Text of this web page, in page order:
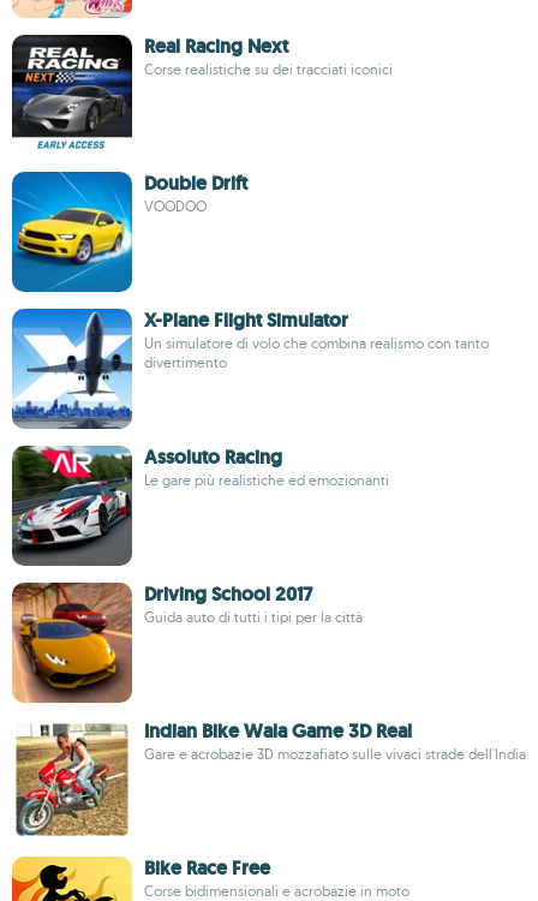
Real Racing Next
Corse realistiche su dei tracciati iconici
Double Drift
VOODOO
X-Plane Flight Simulator
Un simulatore di volo che combina realismo con tanto
divertimento
Assoluto Racing
Le gare più realistiche ed emozionanti
Driving School 2017
Guida auto di tutti i tipi per la città
Indian Bike Wala Game 3D Real
Gare e acrobazie 3D mozzafiato sulle vivaci strade dell'India
Bike Race Free
Corse bidimensionali e acrobazie in moto